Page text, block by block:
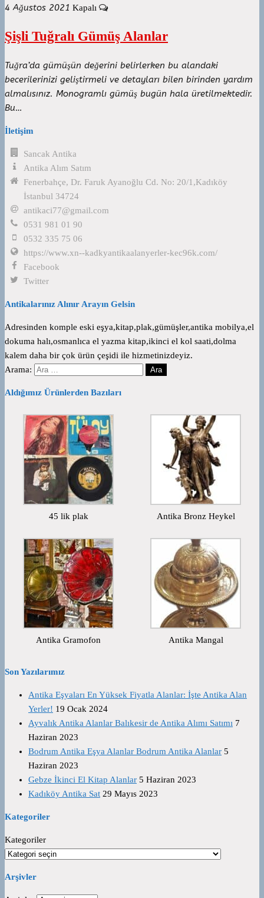
4 Ağustos 2021 Kapalı
Şişli Tuğralı Gümüş Alanlar
Tuğra’da gümüşün değerini belirlerken bu alandaki
becerilerinizi geliştirmeli ve detayları bilen birinden yardım
almalısınız. Monogramlı gümüş bugün hala üretilmektedir.
Bu…
İletişim
Sancak Antika
Antika Alım Satım
Fenerbahçe, Dr. Faruk Ayanoğlu Cd. No: 20/1,Kadıköy
İstanbul 34724
antikaci77@gmail.com
0531 981 01 90
0532 335 75 06
https://www.xn--kadkyantikaalanyerler-kec96k.com/
Facebook
Twitter
Antikalarınız Alınır Arayın Gelsin
Adresinden komple eski eşya,kitap,plak,gümüşler,antika mobilya,el
dokuma halı,osmanlıca el yazma kitap,ikinci el kol saati,dolma
kalem daha bir çok ürün çeşidi ile hizmetinizdeyiz.
Arama:
Aldığımız Ürünlerden Bazıları
45 lik plak Antika Bronz Heykel
Antika Gramofon Antika Mangal
Son Yazılarımız
Antika Eşyaları En Yüksek Fiyatla Alanlar: İşte Antika Alan
Yerler! 19 Ocak 2024
Ayvalık Antika Alanlar Balıkesir de Antika Alımı Satımı 7
Haziran 2023
Bodrum Antika Eşya Alanlar Bodrum Antika Alanlar 5
Haziran 2023
Gebze İkinci El Kitap Alanlar 5 Haziran 2023
Kadıköy Antika Sat 29 Mayıs 2023
Kategoriler
Kategoriler
Arşivler